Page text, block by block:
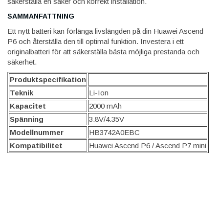
SAMMANFATTNING
Ett nytt batteri kan förlänga livslängden på din Huawei Ascend
P6 och återställa den till optimal funktion. Investera i ett
originalbatteri för att säkerställa bästa möjliga prestanda och
säkerhet.
Produktspecifikation
Teknik
Li-Ion
Kapacitet
2000 mAh
Spänning
3.8V/4.35V
Modellnummer
HB3742A0EBC
Kompatibilitet
Huawei Ascend P6 / Ascend P7 mini